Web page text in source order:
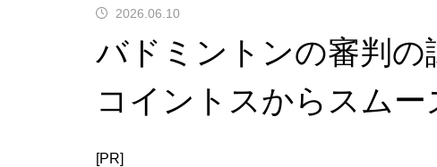
2026.06.10
バドミントンの審判の
コイントスからスムー
[PR]